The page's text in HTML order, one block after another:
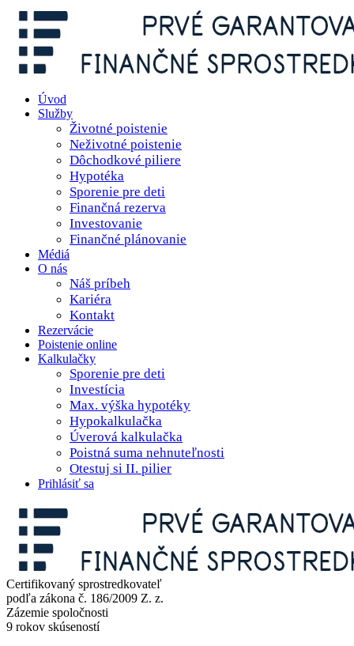
Úvod
Služby
Životné poistenie
Neživotné poistenie
Dôchodkové piliere
Hypotéka
Sporenie pre deti
Finančná rezerva
Investovanie
Finančné plánovanie
Médiá
O nás
Náš príbeh
Kariéra
Kontakt
Rezervácie
Poistenie online
Kalkulačky
Sporenie pre deti
Investícia
Max. výška hypotéky
Hypokalkulačka
Úverová kalkulačka
Poistná suma nehnuteľnosti
Otestuj si II. pilier
Prihlásiť sa
Certifikovaný sprostredkovateľ
podľa zákona č. 186/2009 Z. z.
Zázemie spoločnosti
9 rokov skúseností